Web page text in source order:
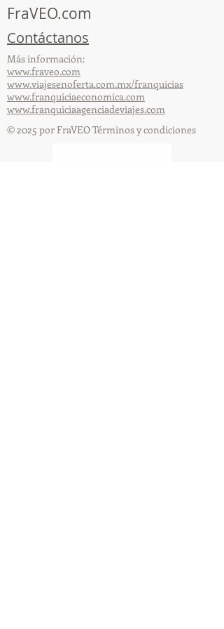
FraVEO.com
Contáctanos
Más información:
www.fraveo.com
www.viajesenoferta.com.mx/franquicias
www.franquiciaeconomica.com
www.franquiciaagenciadeviajes.com
© 2025 por FraVEO Términos y condiciones